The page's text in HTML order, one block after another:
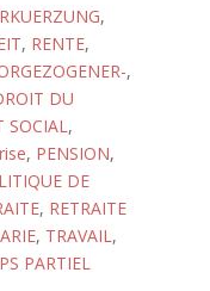
,
, RENTE,
,
DU
SOCIAL,
, PENSION,
DE
, RETRAITE
, TRAVAIL,
PARTIEL